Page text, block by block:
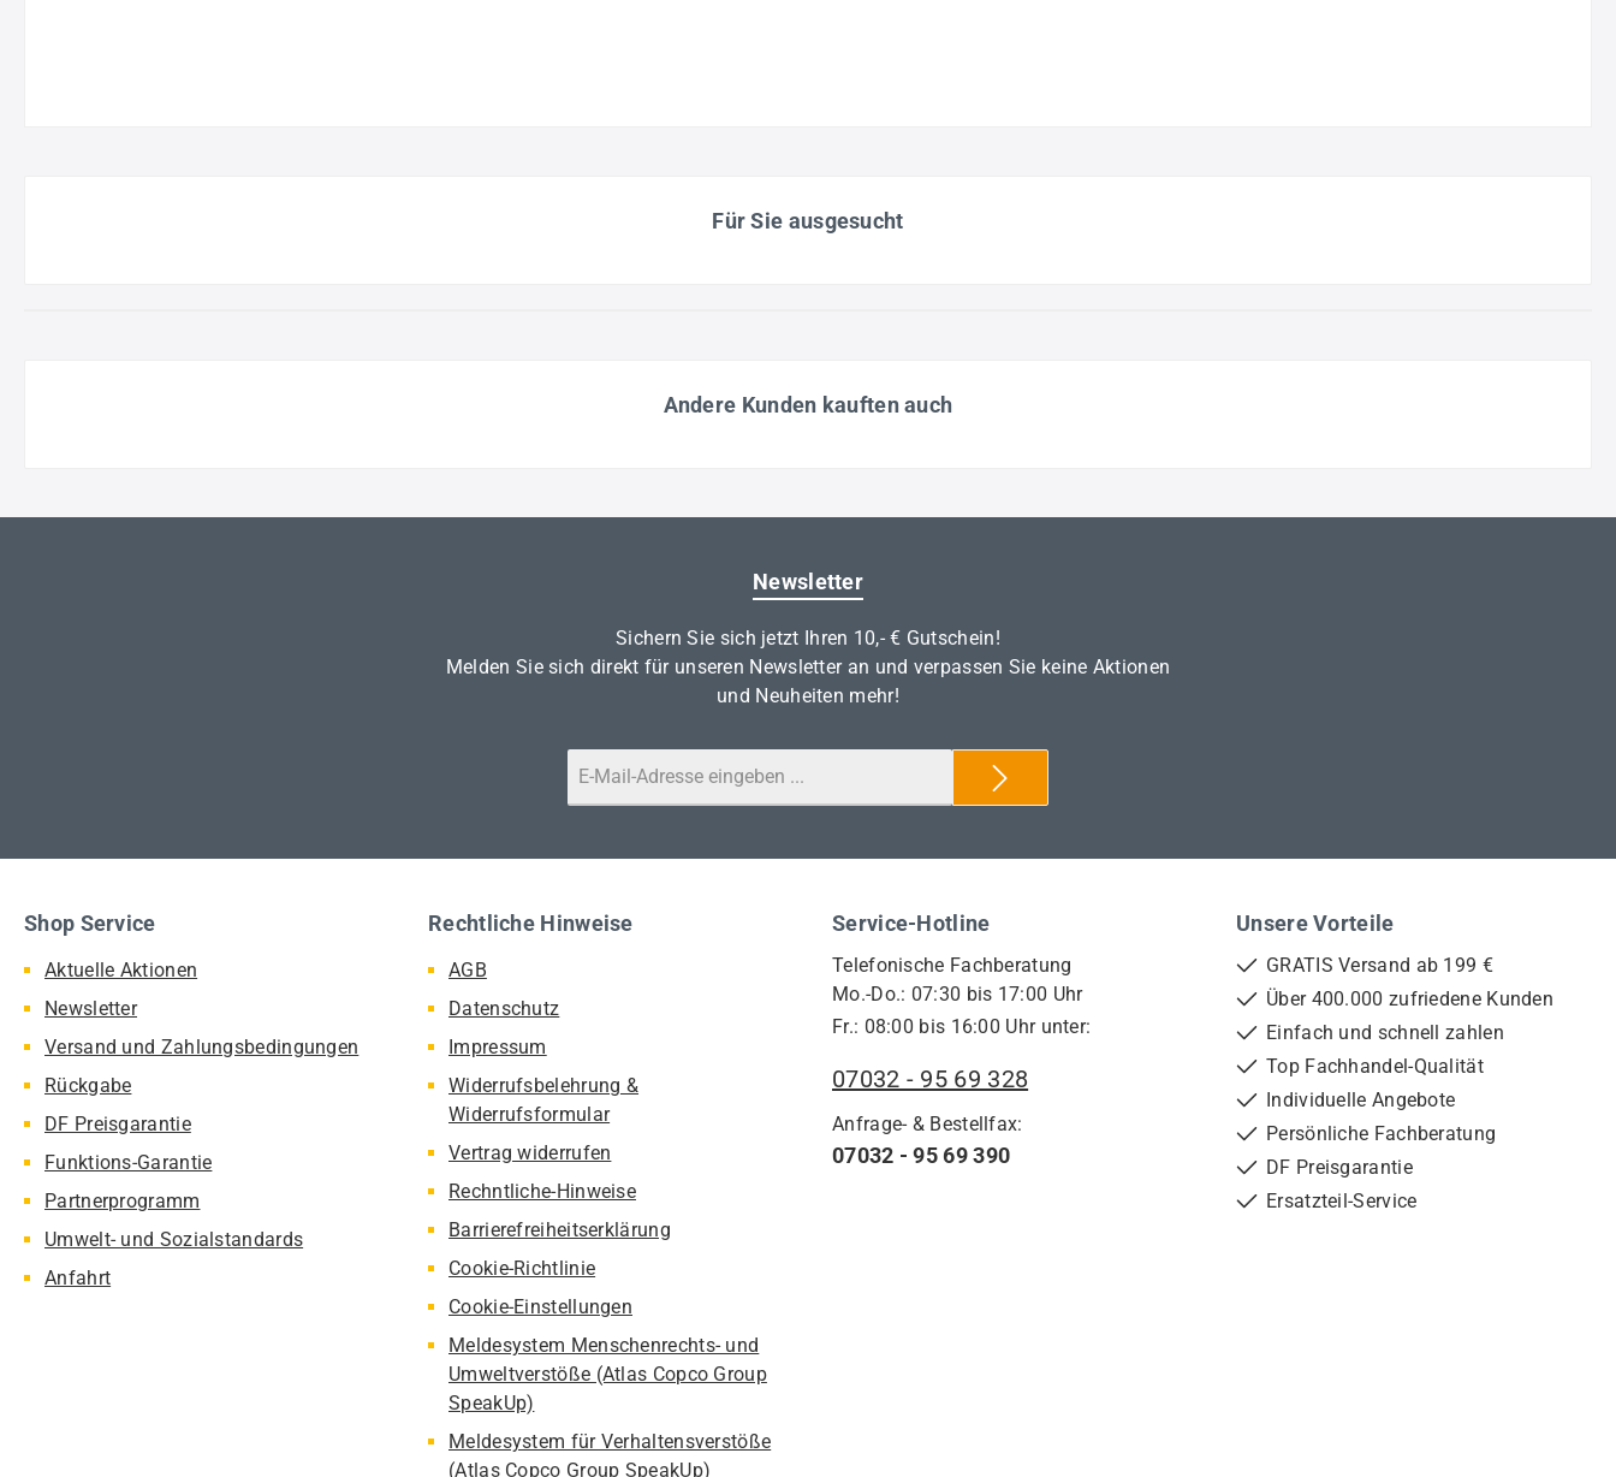
Für Sie ausgesucht
Andere Kunden kauften auch
Newsletter
Sichern Sie sich jetzt Ihren 10,- € Gutschein!
Melden Sie sich direkt für unseren Newsletter an und verpassen Sie keine Aktionen
und Neuheiten mehr!
Service-Hotline
Telefonische Fachberatung
Mo.-Do.: 07:30 bis 17:00 Uhr
Fr.: 08:00 bis 16:00 Uhr unter:
07032 - 95 69 328
Anfrage- & Bestellfax:
07032 - 95 69 390
Shop Service
Aktuelle Aktionen
Newsletter
Versand und Zahlungsbedingungen
Rückgabe
DF Preisgarantie
Funktions-Garantie
Partnerprogramm
Umwelt- und Sozialstandards
Anfahrt
Rechtliche Hinweise
AGB
Datenschutz
Impressum
Widerrufsbelehrung &
Widerrufsformular
Vertrag widerrufen
Rechntliche-Hinweise
Barrierefreiheitserklärung
Cookie-Richtlinie
Cookie-Einstellungen
Meldesystem Menschenrechts- und
Umweltverstöße (Atlas Copco Group
SpeakUp)
Meldesystem für Verhaltensverstöße
(Atlas Copco Group SpeakUp)
Unsere Vorteile
GRATIS Versand ab 199 €
Über 400.000 zufriedene Kunden
Einfach und schnell zahlen
Top Fachhandel-Qualität
Individuelle Angebote
Persönliche Fachberatung
DF Preisgarantie
Ersatzteil-Service